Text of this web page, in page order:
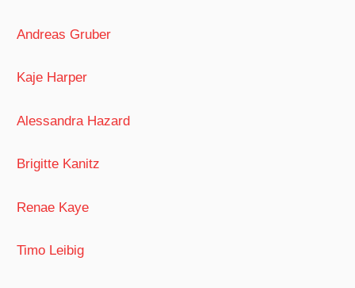
Andreas Gruber
Kaje Harper
Alessandra Hazard
Brigitte Kanitz
Renae Kaye
Timo Leibig